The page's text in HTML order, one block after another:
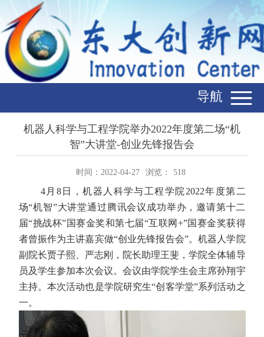
导航
机器人科学与工程学院举办2022年度第二场“机
智”大讲堂-创业先锋报告会
时间：2022-04-27 浏览： 518
4月 8日，机器人科学与工程学院 2022年度第二
场“机智”大讲堂通过腾讯会议成功举办，邀请第十二
届“挑战杯”国赛金奖和第七届“互联网 +”国赛金奖获得
者曾振作为主讲嘉宾做“创业先锋报告会”。机器人学院
副院长贾子熙、严志刚，院长助理王斐，学院全体辅导
员及学生参加本次会议。会议由学院学生会主席孙翔宇
主持。本次活动也是学院研究生“创客学堂”系列活动之
一。